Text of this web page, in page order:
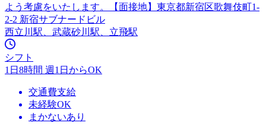
よう考慮をいたします。【面接地】東京都新宿区歌舞伎町1-
2-2 新宿サブナードビル
西立川駅、武蔵砂川駅、立飛駅
シフト
1日8時間 週1日からOK
交通費支給
未経験OK
まかないあり